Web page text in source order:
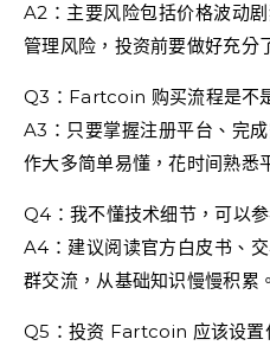
A2：主要风险包括价格波动
管理风险，投资前要做好充分
Q3：Fartcoin 购买流程是不
A3：只要掌握注册平台、完
作大多简单易懂，花时间熟悉
Q4：我不懂技术细节，可以
A4：建议阅读官方白皮书、
群交流，从基础知识慢慢积累。
Q5：投资 Fartcoin 应该设置